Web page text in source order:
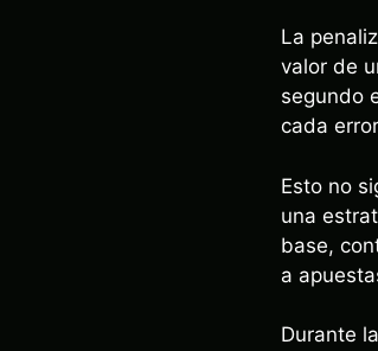
La
valor de
segundo
cada
Esto no
una
base,
a
Durante